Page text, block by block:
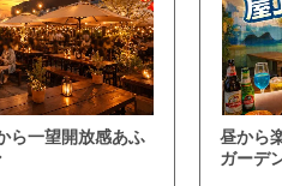
ら一望開放感あふ
昼から
ガーデ